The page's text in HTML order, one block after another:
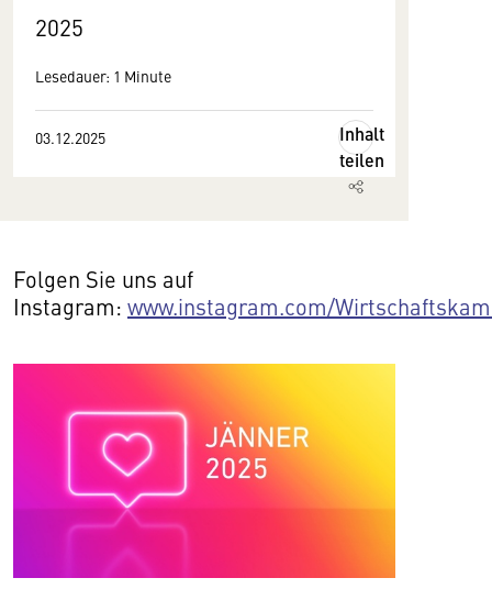
2025
Lesedauer: 1 Minute
03.12.2025
Inhalt
teilen
Folgen Sie uns auf
Instagram: www.instagram.com/